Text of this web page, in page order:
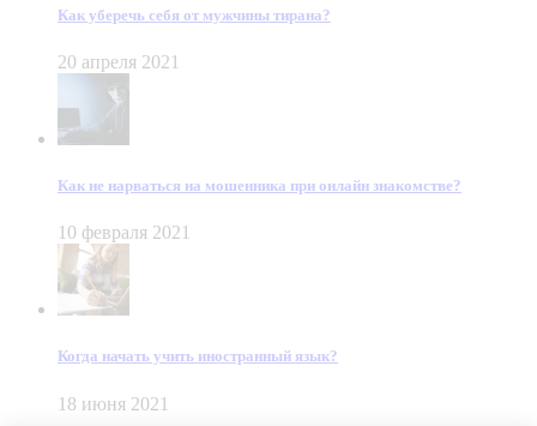
Как уберечь себя от мужчины тирана?
20 апреля 2021
Как не нарваться на мошенника при онлайн знакомстве?
10 февраля 2021
Когда начать учить иностранный язык?
18 июня 2021